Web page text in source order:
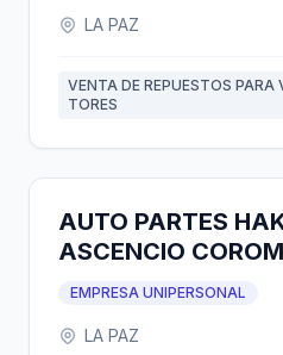
LA PAZ
VENTA DE REPUESTOS
TORES
AUTO PARTES
ASCENCIO
EMPRESA UNIPERSONAL
LA PAZ